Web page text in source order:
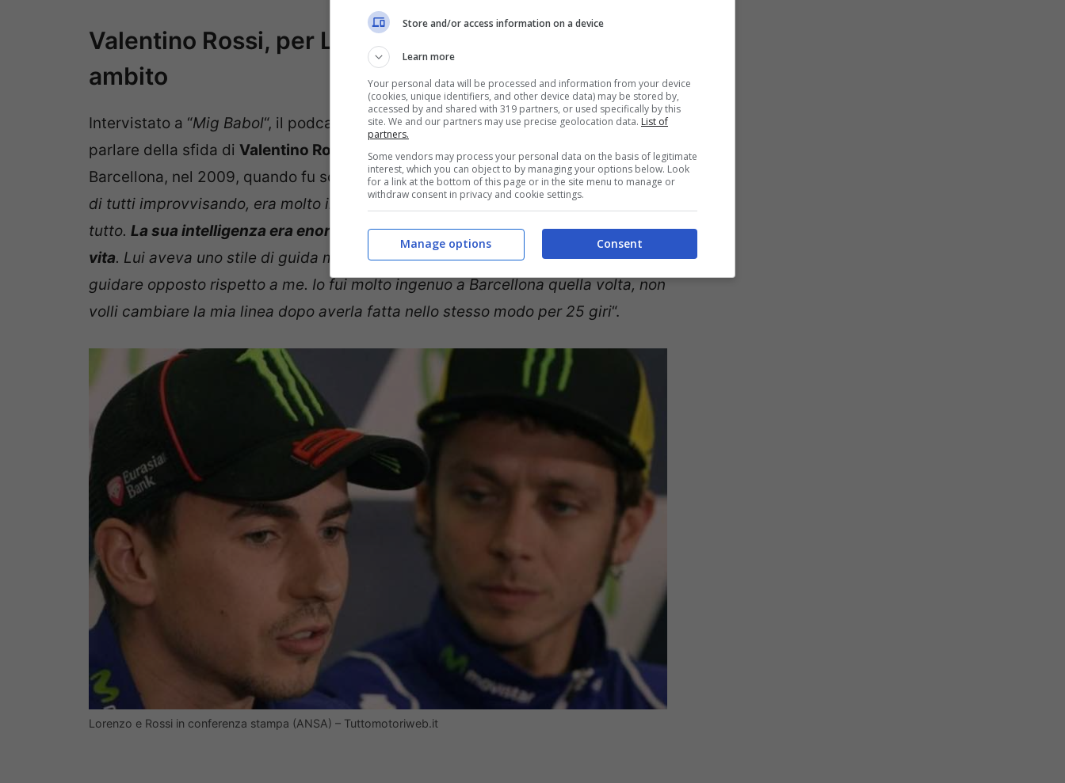
Valentino Rossi, per Lorenzo è intelligente in ogni
ambito
Intervistato a “Mig Babol“, il podcast di Andrea Migno,Jorge Lorenzoè tornato a
parlare della sfida di Valentino Rossi
, concentrandosi sulla lezione che prese a
Barcellona, nel 2009, quando fu sopravanzato all’ultima curva:“Lui era il più forte
di tutti improvvisando, era molto intelligente e fluido, sapeva improvvisare in
tutto. La sua intelligenza era enorme non solo in pista, ma in tutti gli aspetti della
vita. Lui aveva uno stile di guida molto fluido, frenava prima ed aveva un modo di
guidare opposto rispetto a me. Io fui molto ingenuo a Barcellona quella volta, non
volli cambiare la mia linea dopo averla fatta nello stesso modo per 25 giri“.
Lorenzo e Rossi in conferenza stampa (ANSA) – Tuttomotoriweb.it
Store and/or access information on a device
Learn more
Your personal data will be processed and information from your device
(cookies, unique identifiers, and other device data) may be stored by,
accessed by and shared with 319 partners, or used specifically by this
site. We and our partners may use precise geolocation data. List of
partners.
Some vendors may process your personal data on the basis of legitimate
interest, which you can object to by managing your options below. Look
for a link at the bottom of this page or in the site menu to manage or
withdraw consent in privacy and cookie settings.
Consent
Manage options